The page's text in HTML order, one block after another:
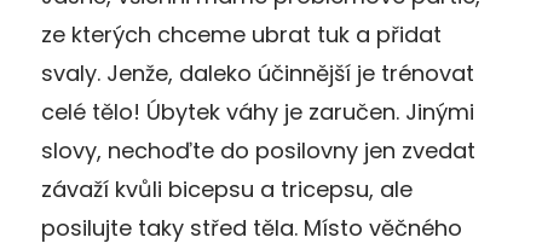
ze kterých chceme ubrat tuk a přidat
svaly. Jenže, daleko účinnější je trénovat
celé tělo! Úbytek váhy je zaručen. Jinými
slovy, nechoďte do posilovny jen zvedat
závaží kvůli bicepsu a tricepsu, ale
posilujte taky střed těla. Místo věčného